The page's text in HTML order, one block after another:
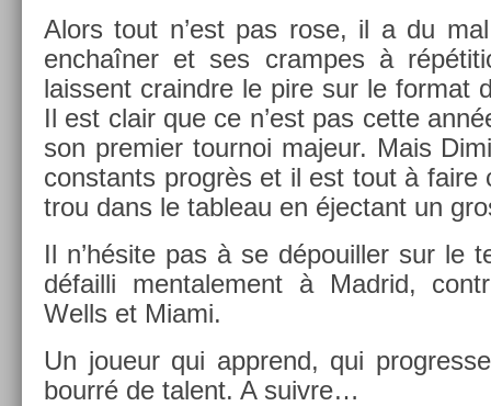
Alors tout n’est pas rose, il a du
enchaîner et ses cram­pes à
lais­sent craindre le pire sur le for­mat
Il est clair que ce n’est pas cette
son pre­mi­er tour­noi majeur. Mais
con­stants progrès et il est tout à faire
trou dans le tab­leau en éjec­tant un
Il n’hésite pas à se dépouill­er sur le
défail­li men­tale­ment à Mad­rid,
Wells et Miami.
Un joueur qui apprend, qui
bourré de talent. A suiv­re…